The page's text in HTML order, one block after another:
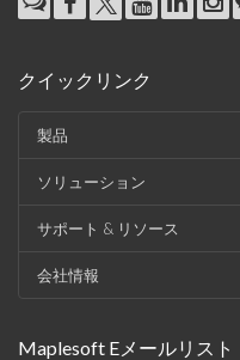
クイックリンク
製品
ソリューション
サポート & リソース
会社情報
Maplesoft Eメールリスト